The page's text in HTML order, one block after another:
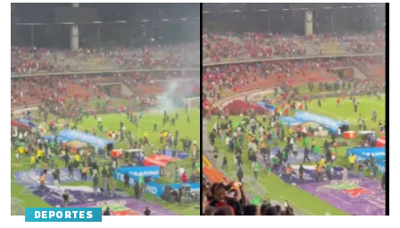
DEPORTES